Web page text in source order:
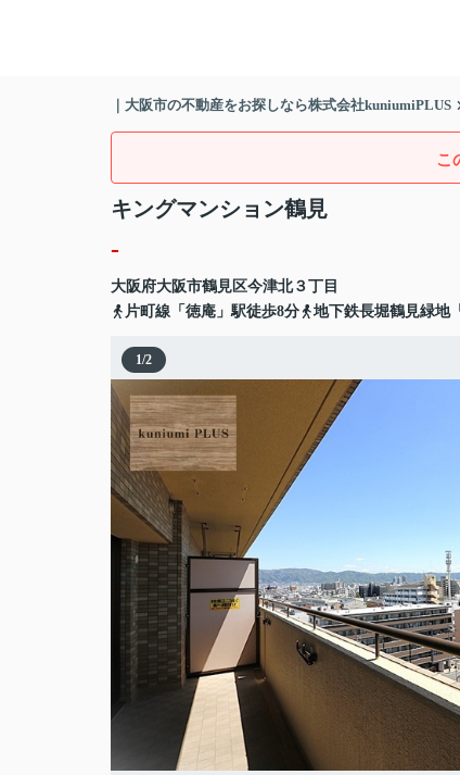
｜大阪市の不動産をお探しなら株式会社kuniumiPLUS
こ
キングマンション鶴見
-
大阪府大阪市鶴見区今津北３丁目
片町線「徳庵」駅徒歩8分
地下鉄長堀鶴見緑地
1/2